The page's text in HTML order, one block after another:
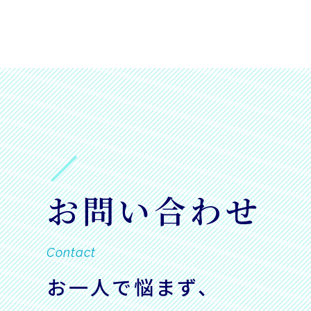
お問い合わせ
Contact
お一人で悩まず、